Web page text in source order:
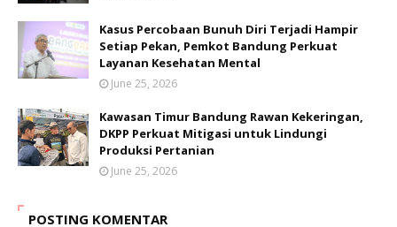
Kasus Percobaan Bunuh Diri Terjadi Hampir
Setiap Pekan, Pemkot Bandung Perkuat
Layanan Kesehatan Mental
June 25, 2026
Kawasan Timur Bandung Rawan Kekeringan,
DKPP Perkuat Mitigasi untuk Lindungi
Produksi Pertanian
June 25, 2026
POSTING KOMENTAR